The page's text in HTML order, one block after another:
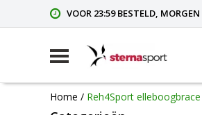
VOOR 23:59 BESTELD,
Home / Reh4Sport